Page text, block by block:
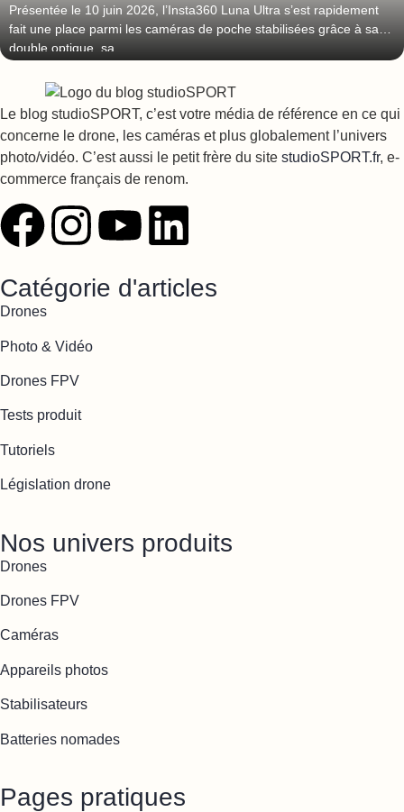
Présentée le 10 juin 2026, l’Insta360 Luna Ultra s’est rapidement
fait une place parmi les caméras de poche stabilisées grâce à sa
double optique, sa
Le blog studioSPORT, c’est votre média de référence en ce qui
concerne le drone, les caméras et plus globalement l’univers
photo/vidéo. C’est aussi le petit frère du site studioSPORT.fr, e-
commerce français de renom.
Catégorie d'articles
Drones
Photo & Vidéo
Drones FPV
Tests produit
Tutoriels
Législation drone
Nos univers produits
Drones
Drones FPV
Caméras
Appareils photos
Stabilisateurs
Batteries nomades
Pages pratiques